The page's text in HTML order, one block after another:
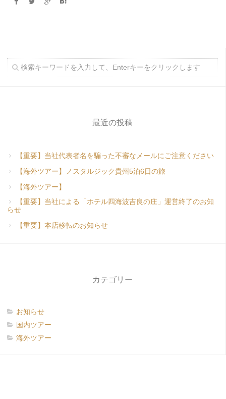
最近の投稿
【重要】当社代表者名を騙った不審なメールにご注意ください
【海外ツアー】ノスタルジック貴州5泊6日の旅
【海外ツアー】
【重要】当社による「ホテル四海波吉良の庄」運営終了のお知
らせ
【重要】本店移転のお知らせ
カテゴリー
お知らせ
国内ツアー
海外ツアー